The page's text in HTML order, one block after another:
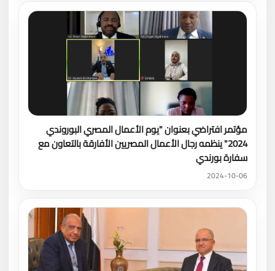
مؤتمر افتراضي بعنوان "يوم الأعمال المصري البوروندي
2024" ينظمه رجال الأعمال المصريين الأفارقة بالتعاون مع
سفارة بورندي
2024-10-06